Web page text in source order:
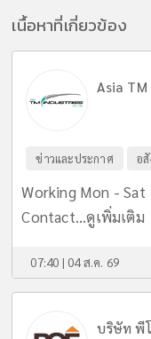
เนื้อหาที่เกี่ยวข้อง
Asia
ข่าวและประกาศ อ
Working Mon -
Contact...ดูเพิ่มเติม
07:40 | 04 ส.ค. 69
บริษัท พี